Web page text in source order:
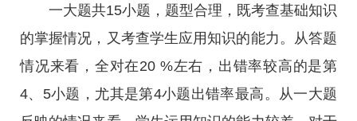
一大题共15小题，题型合理，既考查基础知识
的掌握情况，又考查学生应用知识的能力。从答题
情况来看，全对在20 %左右，出错率较高的是第
4、5小题，尤其是第4小题出错率最高。从一大题